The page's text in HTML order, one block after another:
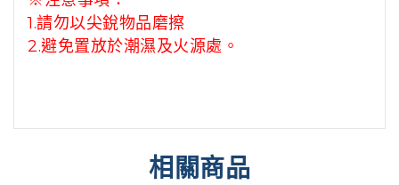
1.請勿以尖銳物品磨擦
2.避免置放於潮濕及火源處。
相關商品